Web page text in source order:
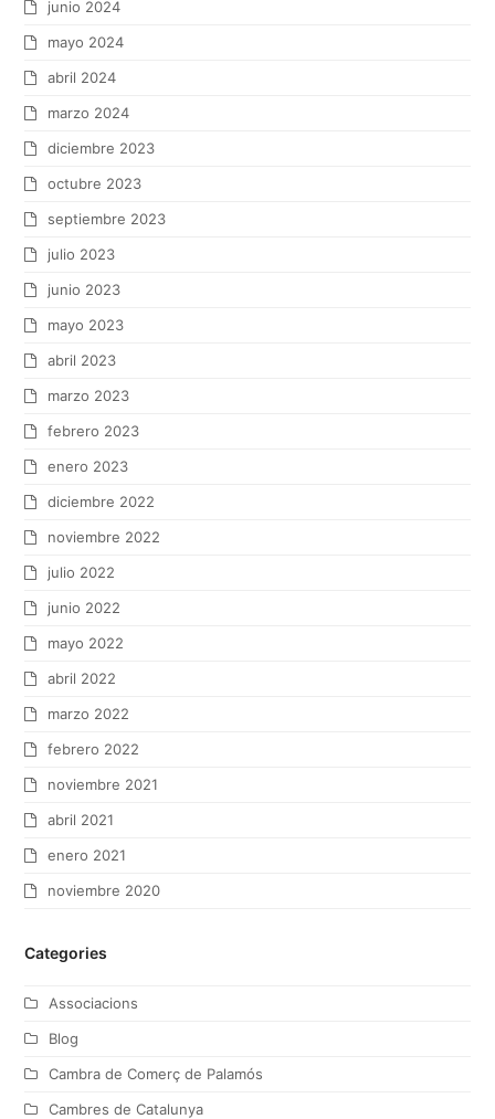
junio 2024
mayo 2024
abril 2024
marzo 2024
diciembre 2023
octubre 2023
septiembre 2023
julio 2023
junio 2023
mayo 2023
abril 2023
marzo 2023
febrero 2023
enero 2023
diciembre 2022
noviembre 2022
julio 2022
junio 2022
mayo 2022
abril 2022
marzo 2022
febrero 2022
noviembre 2021
abril 2021
enero 2021
noviembre 2020
Categories
Associacions
Blog
Cambra de Comerç de Palamós
Cambres de Catalunya